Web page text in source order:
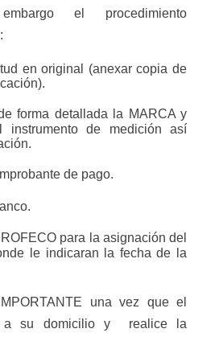
el procedimiento
en original (anexar copia de
forma detallada la MARCA y
instrumento de medición así
de pago.
para la asignación del
le indicaran la fecha de la
una vez que el
a su domicilio y
realice la